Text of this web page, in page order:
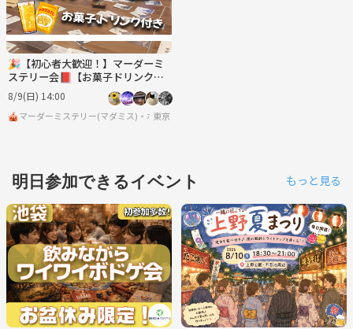
🎉【初心者大歓迎！】マーダーミ
ステリー会📕【お菓子ドリンク
付】【ボードゲーム、マダミス】
8/9(日) 14:00
🎪マーダーミステリー(マダミス)・ボードゲーム・脱出ゲーム サークル🎲
東京
明日参加できるイベント もっと見る